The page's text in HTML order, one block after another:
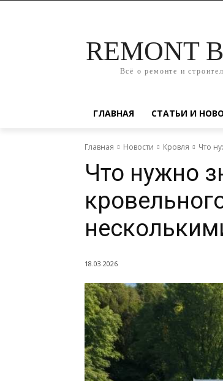
REMONT
Всё о ремонте и
ГЛАВНАЯ СТАТЬИ И
Главная Новости Кровля Что
Что нужно
18.03.2026